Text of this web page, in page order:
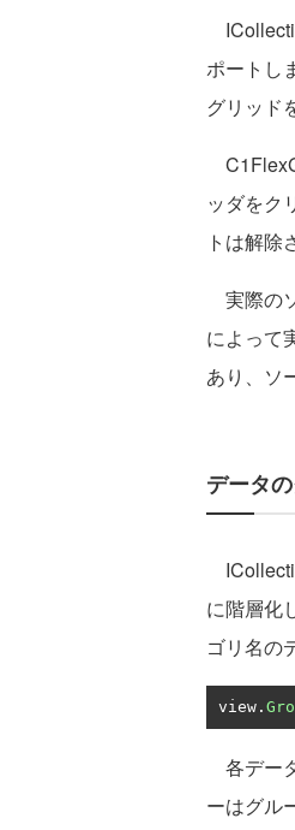
ポートし
グリッド
ッダをク
トは解除
実際の
によって
あり、ソ
データ
に階層化
ゴリ名の
view .
各デー
ーはグル